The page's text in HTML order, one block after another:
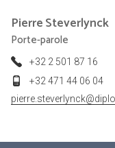
PierreSteverlynck
Porte-parole
+32 2 501 87 16
+32 471 44 06 04